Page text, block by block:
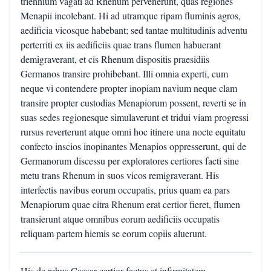
Menapii incolebant. Hi ad utramque ripam fluminis agros,
aedificia vicosque habebant; sed tantae multitudinis adventu
perterriti ex iis aedificiis quae trans flumen habuerant
demigraverant, et cis Rhenum dispositis praesidiis
Germanos transire prohibebant. Illi omnia experti, cum
neque vi contendere propter inopiam navium neque clam
transire propter custodias Menapiorum possent, reverti se in
suas sedes regionesque simulaverunt et tridui viam progressi
rursus reverterunt atque omni hoc itinere una nocte equitatu
confecto inscios inopinantes Menapios oppresserunt, qui de
Germanorum discessu per exploratores certiores facti sine
metu trans Rhenum in suos vicos remigraverant. His
interfectis navibus eorum occupatis, prius quam ea pars
Menapiorum quae citra Rhenum erat certior fieret, flumen
transierunt atque omnibus eorum aedificiis occupatis
reliquam partem hiemis se eorum copiis aluerunt.